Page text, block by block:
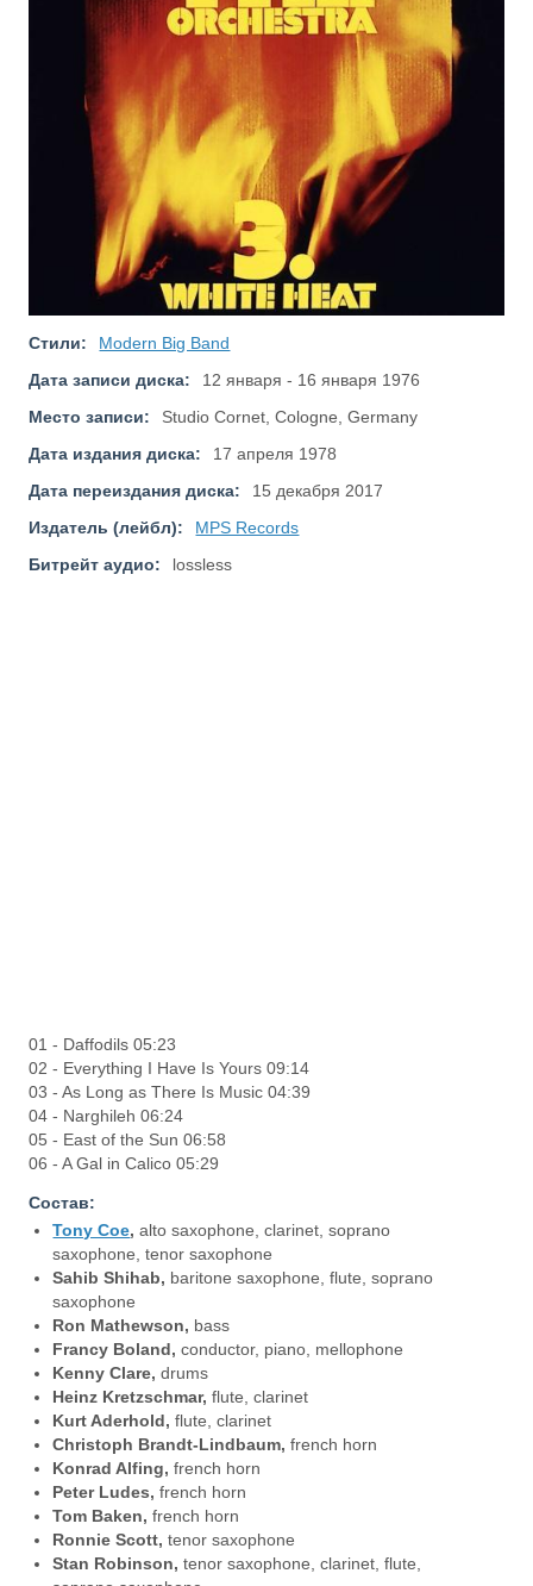
Стили:
Modern Big Band
Дата записи диска:
12 января - 16 января 1976
Место записи:
Studio Cornet, Cologne, Germany
Дата издания диска:
17 апреля 1978
Дата переиздания диска:
15 декабря 2017
Издатель (лейбл):
MPS Records
Битрейт аудио:
lossless
01 - Daffodils 05:23
02 - Everything I Have Is Yours 09:14
03 - As Long as There Is Music 04:39
04 - Narghileh 06:24
05 - East of the Sun 06:58
06 - A Gal in Calico 05:29
Состав:
Tony Coe,alto saxophone, clarinet, soprano
saxophone, tenor saxophone
Sahib Shihab, baritone saxophone, flute, soprano
saxophone
Ron Mathewson, bass
Francy Boland,conductor, piano, mellophone
Kenny Clare,drums
Heinz Kretzschmar,flute, clarinet
Kurt Aderhold,flute, clarinet
Christoph Brandt-Lindbaum,french horn
Konrad Alfing,french horn
Peter Ludes,french horn
Tom Baken,french horn
Ronnie Scott,tenor saxophone
Stan Robinson,tenor saxophone, clarinet, flute,